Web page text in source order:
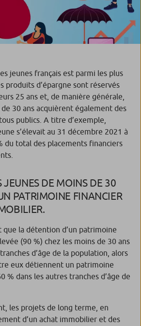
jeunes français est parmi les plus
produits d’épargne sont réservés
25 ans et, de manière générale,
30 ans acquièrent également des
publics. A titre d’exemple,
s’élevait au 31 décembre 2021 à
du total des placements financiers
JEUNES DE MOINS DE 30
PATRIMOINE FINANCIER
la détention d’un patrimoine
(90 %) chez les moins de 30 ans
d’âge de la population, alors
eux détiennent un patrimoine
% dans les autres tranches d’âge de
les projets de long terme, en
d’un achat immobilier et des